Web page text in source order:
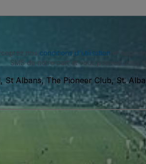
nos conditions d'utilisation
SMS de notre part et vous pouvez vous
St Albans, The Pioneer Club, St.